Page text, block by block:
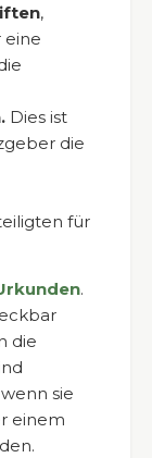
,
eine
Dies ist
die
für
.
die
sie
einem